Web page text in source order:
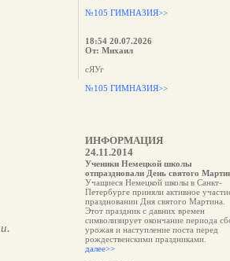
№105 ГИМНАЗИЯ>>
18:54 20.07.2026
От: Михаил
сЯУг
№105 ГИМНАЗИЯ>>
ИНФОРМАЦИЯ
24.11.2014
Ученики Немецкой школы
отпраздновали День святого
Учащиеся Немецкой школы в Санкт-
Петербурге приняли активное
праздновании Дня святого Мартина.
Этот праздник с давних времен
символизирует окончание периода
урожая и наступление поста перед
рождественскими праздниками.
далее>>